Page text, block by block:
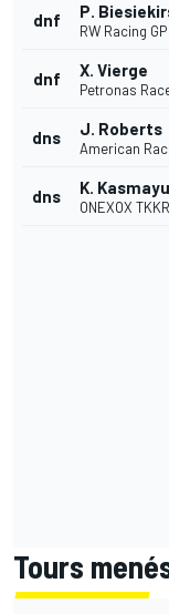
dnf P.
RW Racing GP
dnf X. Vierge
Petronas
dns J. Roberts
American
dns K.
ONEXOX
Tours